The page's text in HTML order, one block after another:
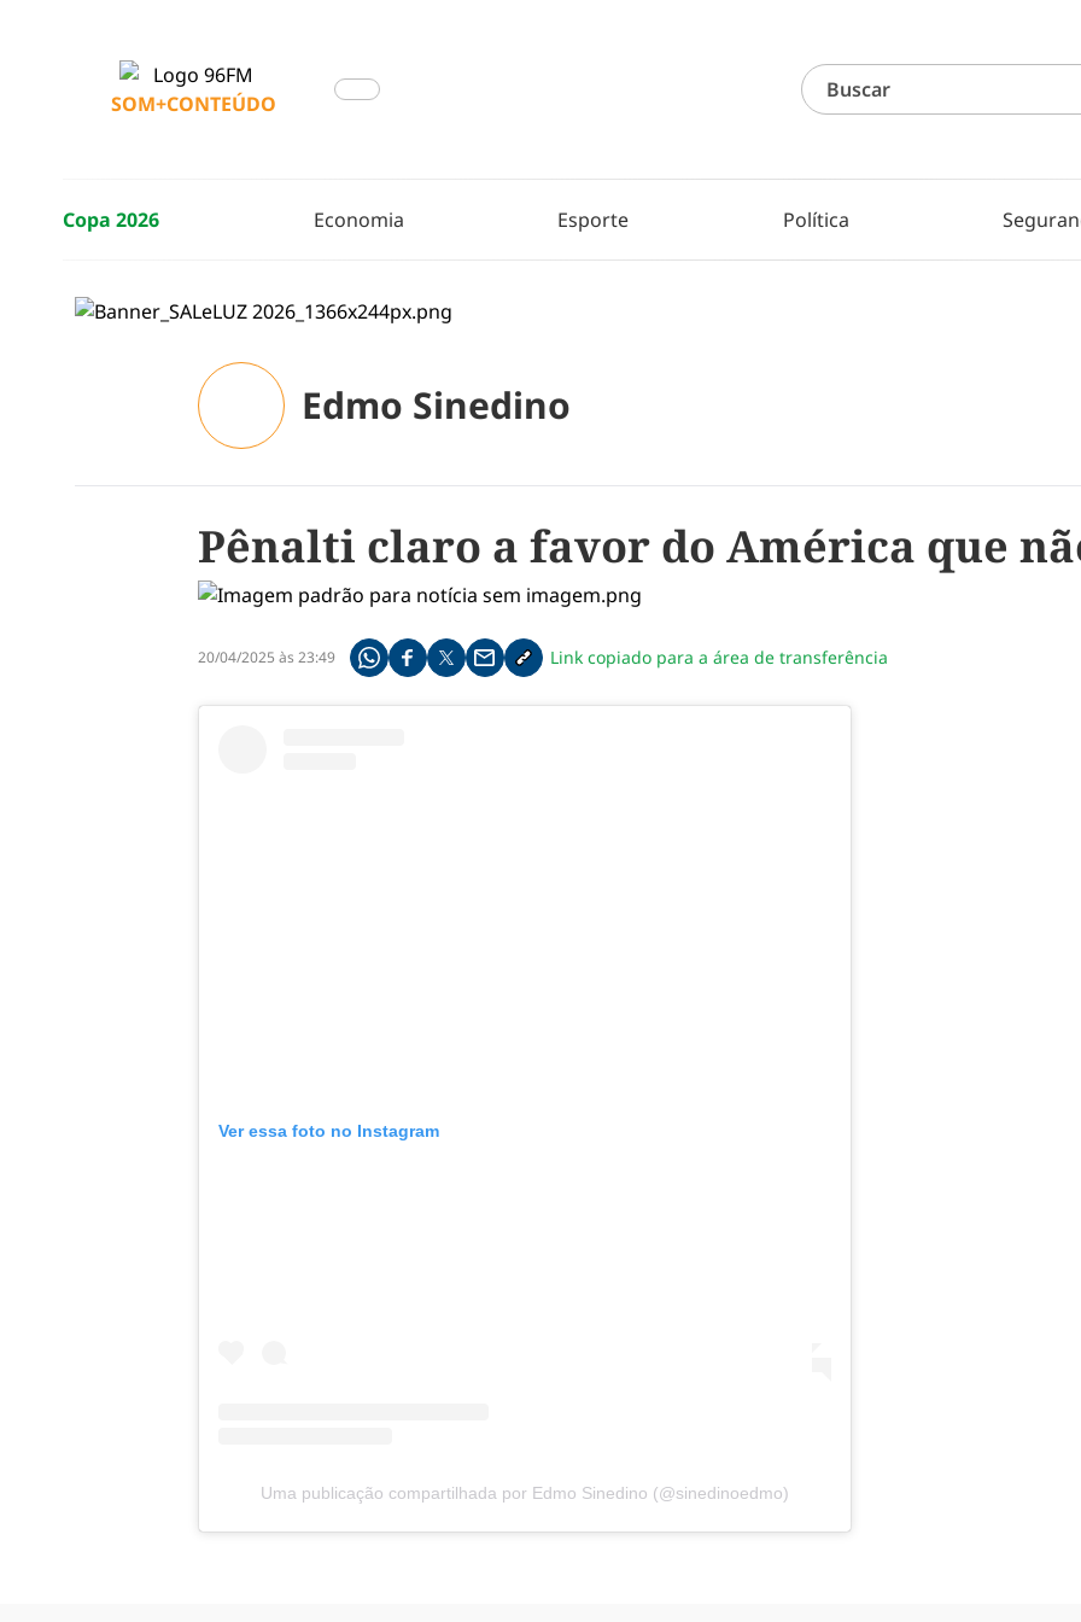
SOM+CONTEÚDO
Copa 2026 Economia Esporte Política
Edmo Sinedino
Pênalti claro a favor do América que
20/04/2025 às 23:49 Compartilhe pelo whatsapp
Compartilhar no facebook
Compartilhar no twitter
Compartilhe pelo email
Copiar link da notícia
Link copiado para a área de transferência
Ver essa foto no Instagram
Uma publicação compartilhada por Edmo Sinedino (@sinedinoedmo)